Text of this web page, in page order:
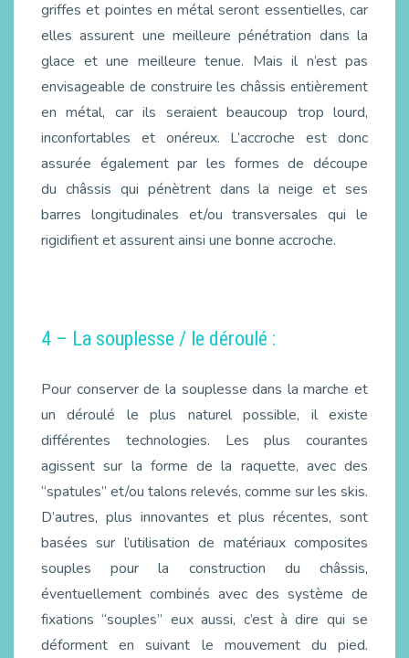
griffes et pointes en métal seront essentielles, car
elles assurent une meilleure pénétration dans la
glace et une meilleure tenue. Mais il n’est pas
envisageable de construire les châssis entièrement
en métal, car ils seraient beaucoup trop lourd,
inconfortables et onéreux. L’accroche est donc
assurée également par les formes de découpe
du châssis qui pénètrent dans la neige et ses
barres longitudinales et/ou transversales qui le
rigidifient et assurent ainsi une bonne accroche.
4 – La souplesse / le déroulé :
Pour conserver de la souplesse dans la marche et
un déroulé le plus naturel possible, il existe
différentes technologies. Les plus courantes
agissent sur la forme de la raquette, avec des
“spatules” et/ou talons relevés, comme sur les skis.
D’autres, plus innovantes et plus récentes, sont
basées sur l’utilisation de matériaux composites
souples pour la construction du châssis,
éventuellement combinés avec des système de
fixations “souples” eux aussi, c’est à dire qui se
déforment en suivant le mouvement du pied.